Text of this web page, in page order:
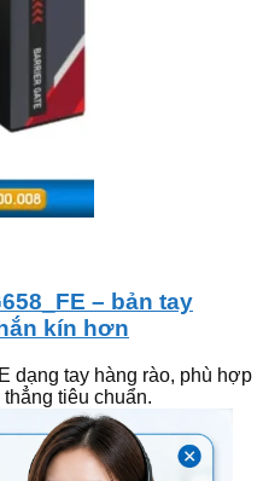
– bản tay
kín hơn
dạng tay hàng rào, phù hợp
tiêu chuẩn.